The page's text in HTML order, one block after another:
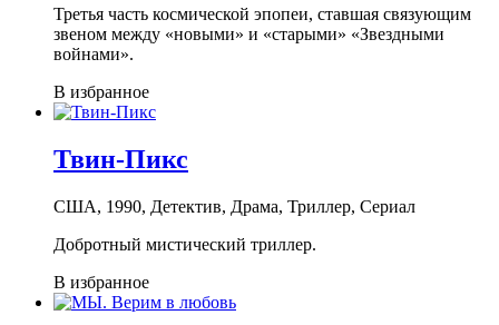
Третья часть космической эпопеи, ставшая связующим
звеном между «новыми» и «старыми» «Звездными
войнами».
В избранное
Твин-Пикс
США, 1990, Детектив, Драма, Триллер, Сериал
Добротный мистический триллер.
В избранное